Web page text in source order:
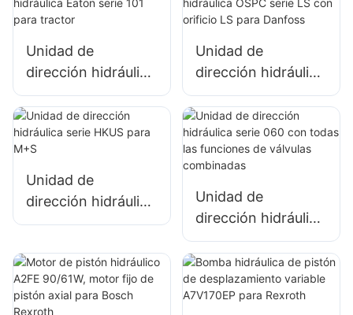
Unidad de
dirección hidráulica
Eaton serie 101
para tractor
Unidad de
dirección hidráulica
OSPC serie LS con
orificio LS para
Danfoss
Unidad de
dirección hidráulica
serie HKUS para
Unidad de
dirección hidráulica
serie 060 con
todas las funciones
de válvulas
combinadas